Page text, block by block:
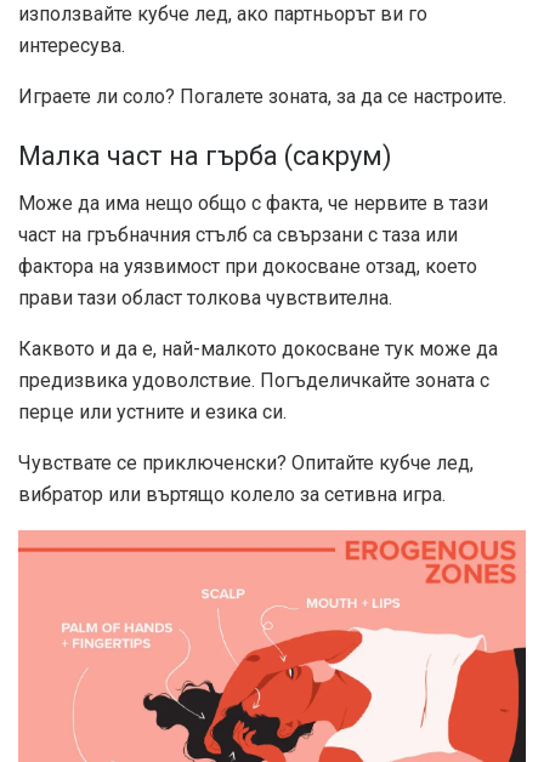
използвайте кубче лед, ако партньорът ви го
интересува.
Играете ли соло? Погалете зоната, за да се настроите.
Малка част на гърба (сакрум)
Може да има нещо общо с факта, че нервите в тази
част на гръбначния стълб са свързани с таза или
фактора на уязвимост при докосване отзад, което
прави тази област толкова чувствителна.
Каквото и да е, най-малкото докосване тук може да
предизвика удоволствие. Погъделичкайте зоната с
перце или устните и езика си.
Чувствате се приключенски? Опитайте кубче лед,
вибратор или въртящо колело за сетивна игра.